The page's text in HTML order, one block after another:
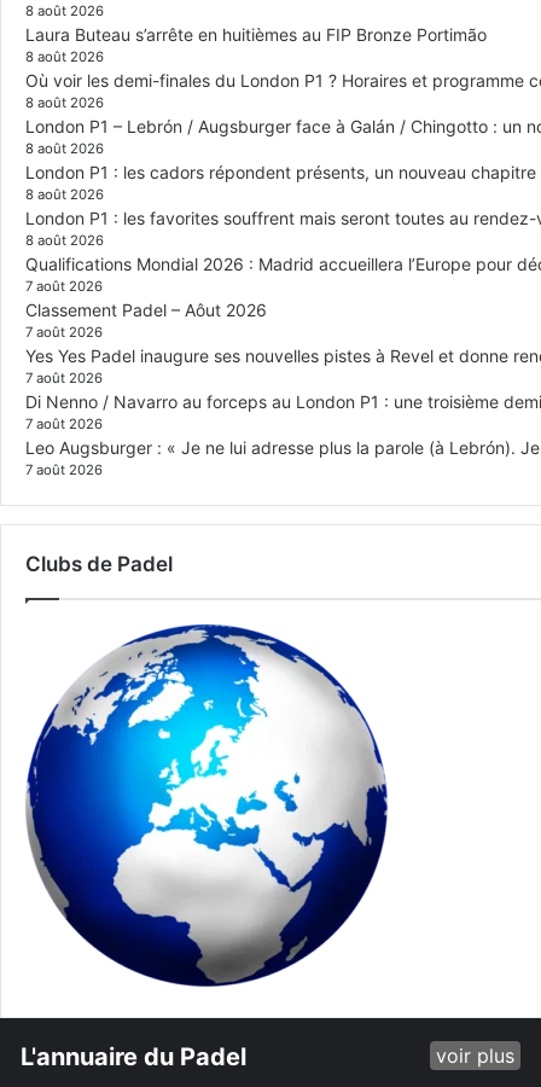
8 août 2026
Laura Buteau s’arrête en huitièmes au FIP Bronze Portimão
8 août 2026
Où voir les demi-finales du London P1 ? Horaires et programme
8 août 2026
London P1 – Lebrón / Augsburger face à Galán / Chingotto : un
8 août 2026
London P1 : les cadors répondent présents, un nouveau
8 août 2026
London P1 : les favorites souffrent mais seront toutes au
8 août 2026
Qualifications Mondial 2026 : Madrid accueillera l’Europe pour
7 août 2026
Classement Padel – Aôut 2026
7 août 2026
Yes Yes Padel inaugure ses nouvelles pistes à Revel et donne
7 août 2026
Di Nenno / Navarro au forceps au London P1 : une troisième
7 août 2026
Leo Augsburger : « Je ne lui adresse plus la parole (à Lebrón).
7 août 2026
Clubs de Padel
L'annuaire du Padel voir plus